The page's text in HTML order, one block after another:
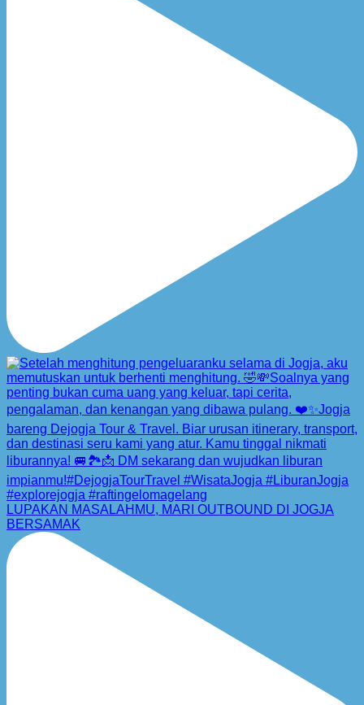
LUPAKAN MASALAHMU, MARI OUTBOUND DI JOGJA
BERSAMAK